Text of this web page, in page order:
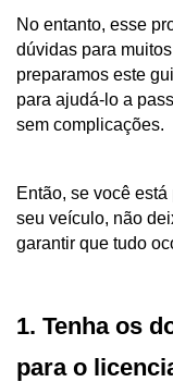
No entanto, esse
dúvidas para
preparamos este
para ajudá-lo a
sem complicações.
Então, se você
seu veículo, não
garantir que tudo
1. Tenha os
para o